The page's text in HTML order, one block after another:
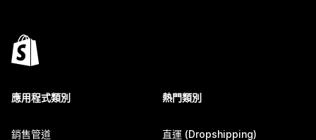
應用程式類別
銷售管道
熱門類別
直運 (Dropshipping)